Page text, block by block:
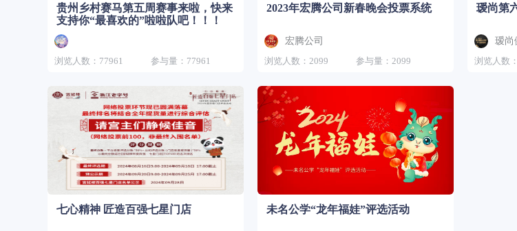
贵州乡村赛马第五周赛事来啦，快来
支持你“最喜欢的”啦啦队吧！！！
浏览人数：77961 参与量：77961
2023年宏腾公司新春晚会投票系统
宏腾公司
浏览人数：2099
参与量：2099
瑷尚第
瑷尚
浏览人数
七心精神 匠造百强七星门店 未名公学“龙年福娃”评选活动